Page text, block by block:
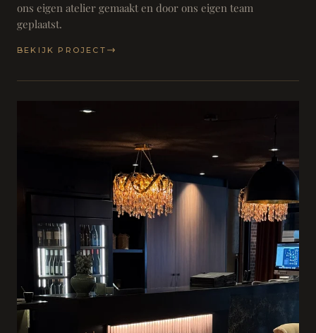
ons eigen atelier gemaakt en door ons eigen team
geplaatst.
BEKIJK PROJECT